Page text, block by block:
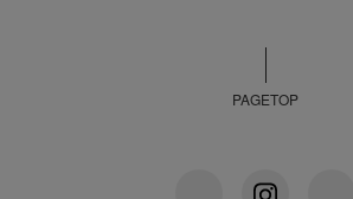
PAGETOP